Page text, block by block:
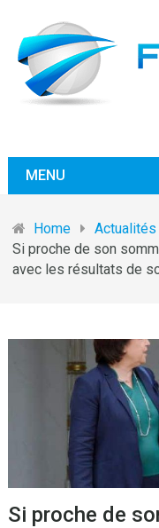
MENU
Home
Actualités
Si proche de son
avec les résultats de
Si proche de